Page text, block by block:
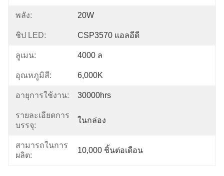
พลัง: 20W
ชิป LED: CSP3570 แอลอีดี
ลูเมน: 4000 ล
อุณหภูมิสี: 6,000K
อายุการใช้งาน: 30000hrs
รายละเอียดการ
บรรจุ:
ในกล่อง
สามารถในการ
ผลิต:
10,000 ชิ้นต่อเดือน